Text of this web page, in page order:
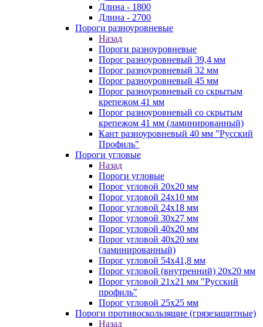
Длина - 1800
Длина - 2700
Пороги разноуровневые
Назад
Пороги разноуровневые
Порог разноуровневый 39,4 мм
Порог разноуровневый 32 мм
Порог разноуровневый 45 мм
Порог разноуровневый со скрытым
крепежом 41 мм
Порог разноуровневый со скрытым
крепежом 41 мм (ламинированный)
Кант разноуровневый 40 мм "Русский
Профиль"
Пороги угловые
Назад
Пороги угловые
Порог угловой 20х20 мм
Порог угловой 24х10 мм
Порог угловой 24х18 мм
Порог угловой 30х27 мм
Порог угловой 40х20 мм
Порог угловой 40х20 мм
(ламинированный)
Порог угловой 54х41,8 мм
Порог угловой (внутренний) 20х20 мм
Порог угловой 21х21 мм "Русский
профиль"
Порог угловой 25х25 мм
Пороги противоскользящие (грязезащитные)
Назад